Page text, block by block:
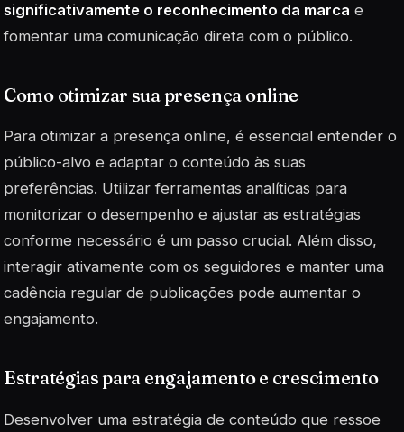
significativamente o reconhecimento da marca e
fomentar uma comunicação direta com o público.
Como otimizar sua presença online
Para otimizar a presença online, é essencial entender o
público-alvo e adaptar o conteúdo às suas
preferências. Utilizar ferramentas analíticas para
monitorizar o desempenho e ajustar as estratégias
conforme necessário é um passo crucial. Além disso,
interagir ativamente com os seguidores e manter uma
cadência regular de publicações pode aumentar o
engajamento.
Estratégias para engajamento e crescimento
Desenvolver uma estratégia de conteúdo que ressoe